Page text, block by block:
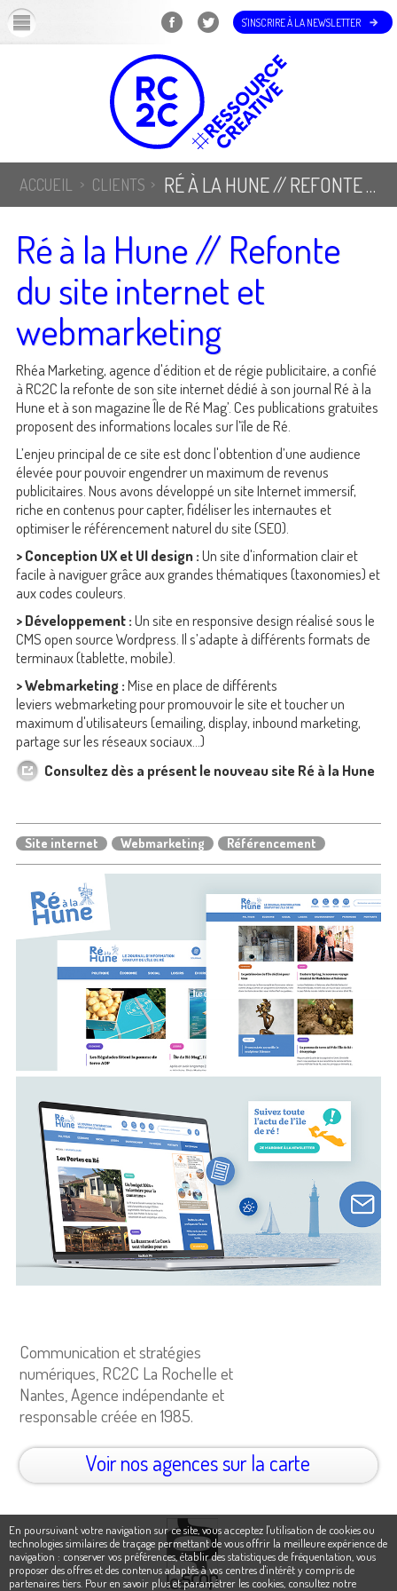
S'INSCRIRE À LA NEWSLETTER
ACCUEIL CLIENTS RÉ À LA HUNE // REFONTE DU SITE INTERNET ET WEBMARKETING
Ré à la Hune // Refonte
du site internet et
webmarketing
Rhéa Marketing, agence d'édition et de régie publicitaire, a confié
à RC2C la refonte de son site internet dédié à son journal Ré à la
Hune et à son magazine Île de Ré Mag’. Ces publications gratuites
proposent des informations locales sur l’île de Ré.
L’enjeu principal de ce site est donc l'obtention d’une audience
élevée pour pouvoir engendrer un maximum de revenus
publicitaires. Nous avons développé un site Internet immersif,
riche en contenus pour capter, fidéliser les internautes et
optimiser le référencement naturel du site (SEO).
> Conception UX et UI design :Un site d'information clair et
facile à naviguer grâce aux grandes thématiques (taxonomies) et
aux codes couleurs.
> Développement :Un site en responsive design réalisésous le
CMS open source Wordpress. Il s’adapte à différents formats de
terminaux (tablette, mobile).
> Webmarketing :Mise en place de différents
levierswebmarketing pour promouvoir le site et toucher un
maximum d'utilisateurs (emailing, display, inbound marketing,
partage sur les réseaux sociaux…)
Consultez dès a présent le nouveau site Ré à la Hune
Site internet Webmarketing Référencement
Communication et stratégies
numériques, RC2C La Rochelle et
Nantes, Agence indépendante et
responsable créée en 1985.
Voir nos agences sur la carte
En poursuivant votre navigation sur ce site, vous acceptez l'utilisation de cookies ou
technologies similaires de traçage permettant de vous offrir la meilleure expérience de
navigation : conserver vos préférences, établir des statistiques de fréquentation, vous
proposer des offres et des contenus adaptés à vos centres d'intérêt y compris de
partenaires tiers. Pour en savoir plus et paramétrer les cookies, consultez notre